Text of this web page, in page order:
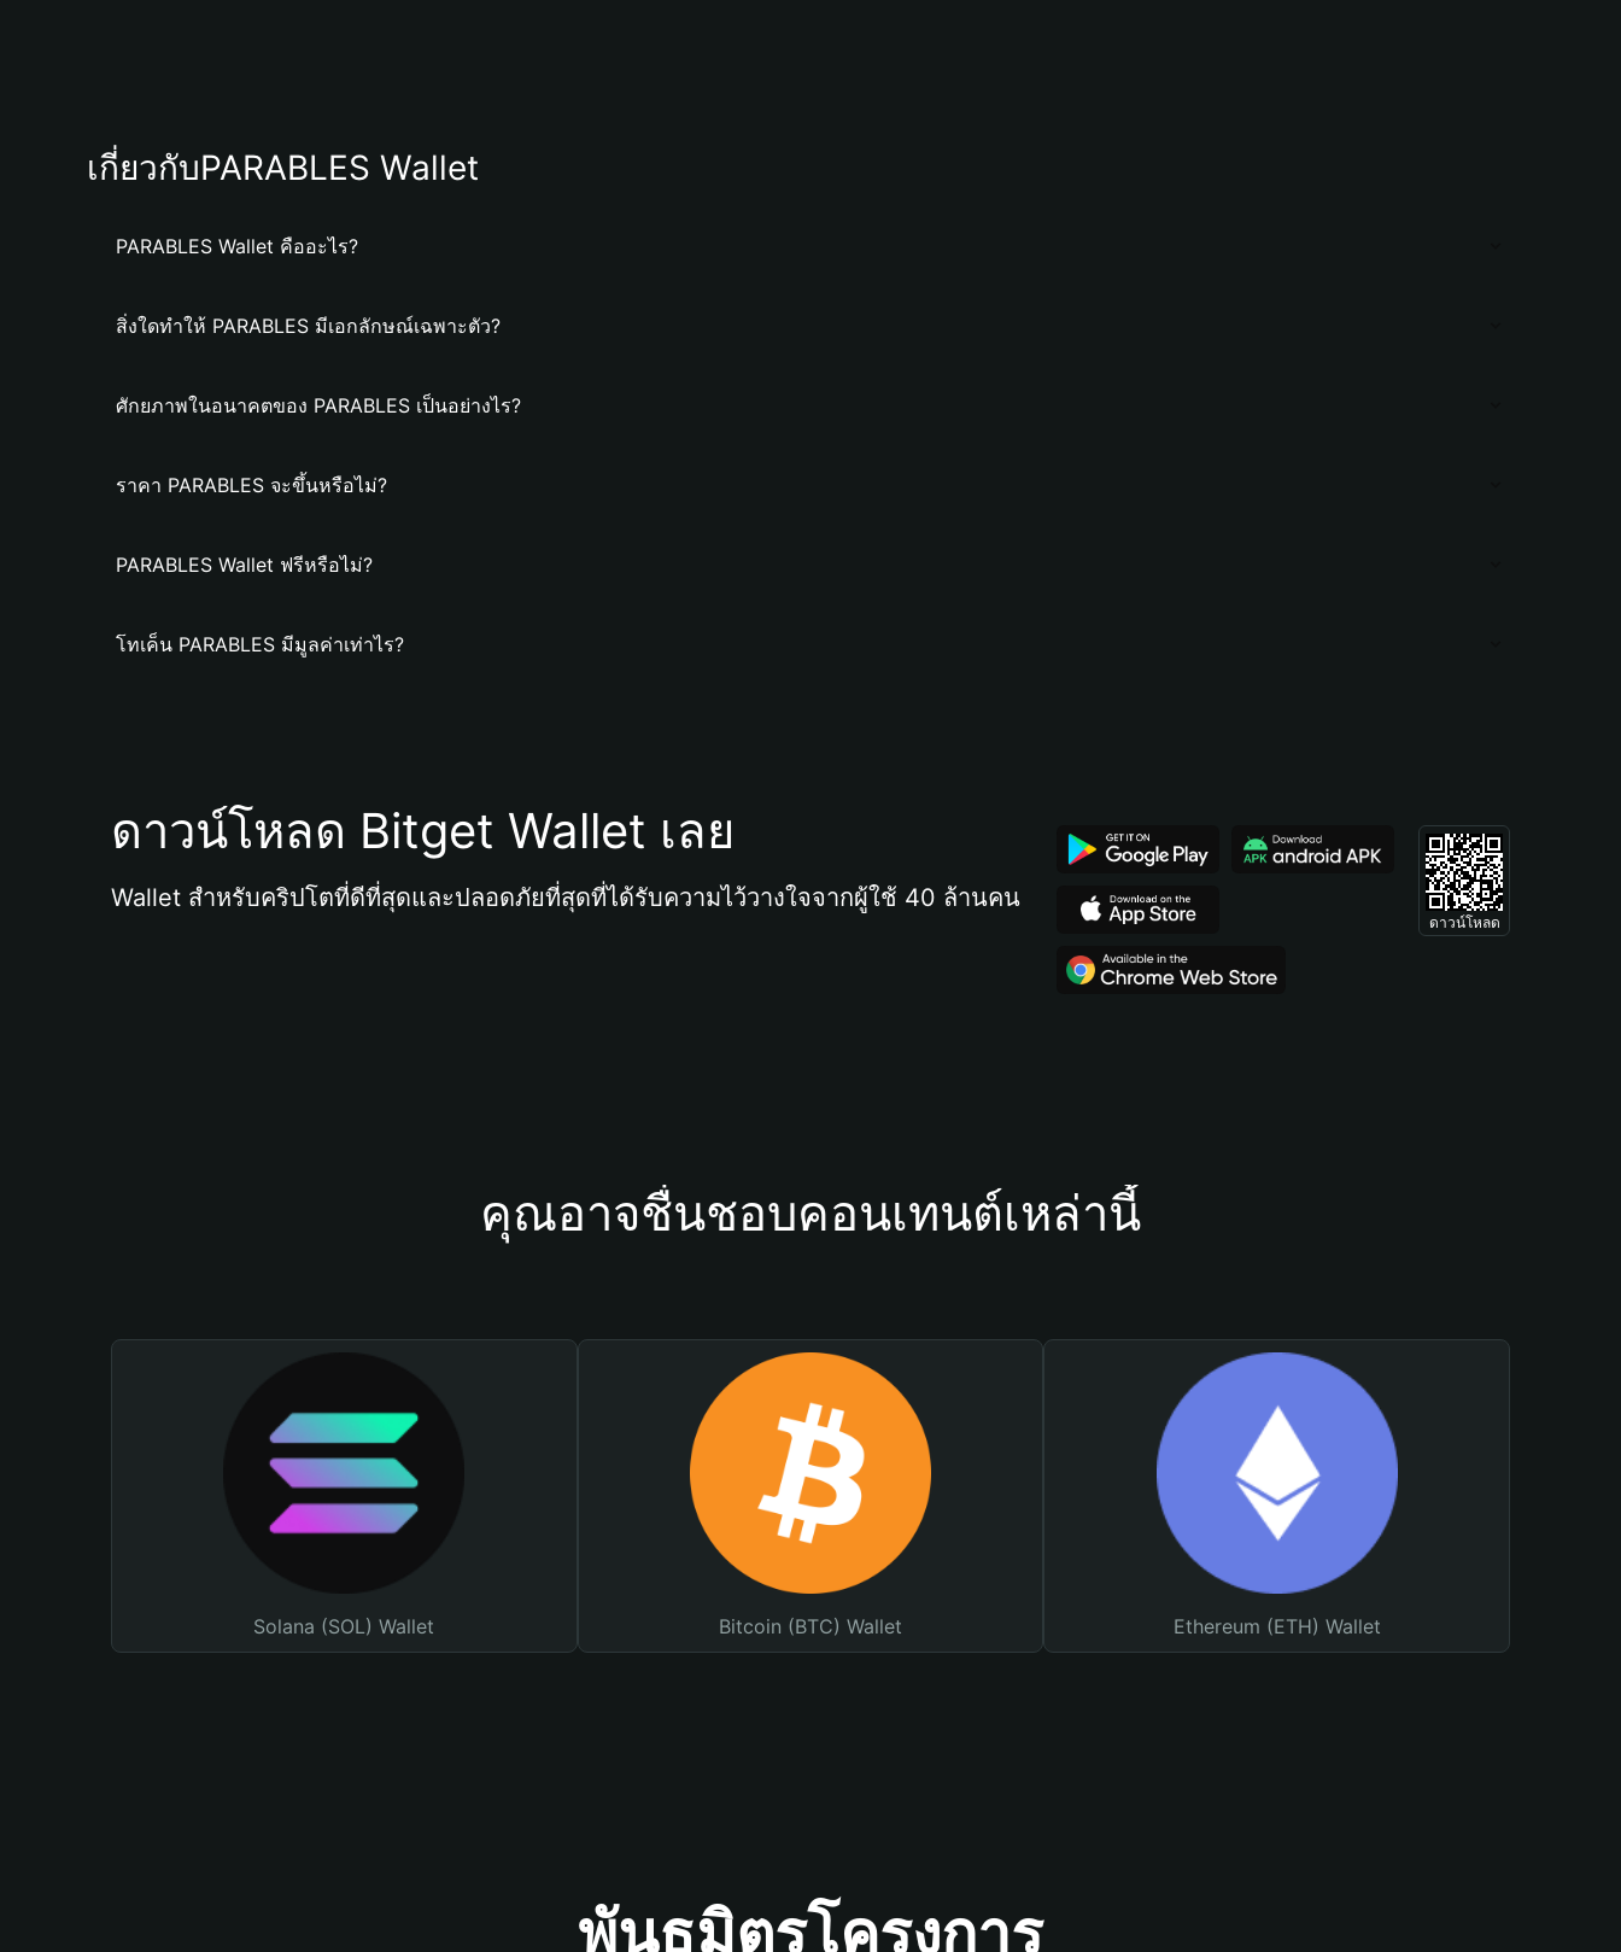
เกี่ยวกับPARABLES Wallet
PARABLES Wallet คืออะไร?
สิ่งใดทำให้ PARABLES มีเอกลักษณ์เฉพาะตัว?
ศักยภาพในอนาคตของ PARABLES เป็นอย่างไร?
ราคา PARABLES จะขึ้นหรือไม่?
PARABLES Wallet ฟรีหรือไม่?
โทเค็น PARABLES มีมูลค่าเท่าไร?
ดาวน์โหลด Bitget Wallet เลย
Wallet สำหรับคริปโตที่ดีที่สุดและปลอดภัยที่สุดที่ได้รับความไว้วางใจจากผู้ใช้ 40 ล้านคน
ดาวน์โหลด
คุณอาจชื่นชอบคอนเทนต์เหล่านี้
Solana (SOL) Wallet Bitcoin (BTC) Wallet Ethereum (ETH) Wallet
พันธมิตรโครงการ